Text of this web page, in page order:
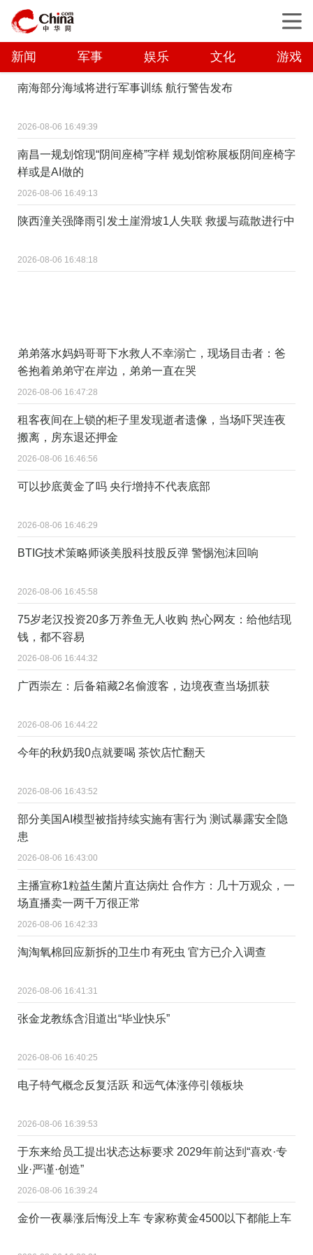
新闻 军事 娱乐 文化 游戏
南海部分海域将进行军事训练 航行警告发布
2026-08-06 16:49:39
南昌一规划馆现“阴间座椅”字样 规划馆称展板阴间座椅字
样或是AI做的
2026-08-06 16:49:13
陕西潼关强降雨引发土崖滑坡1人失联 救援与疏散进行中
2026-08-06 16:48:18
弟弟落水妈妈哥哥下水救人不幸溺亡，现场目击者：爸
爸抱着弟弟守在岸边，弟弟一直在哭
2026-08-06 16:47:28
租客夜间在上锁的柜子里发现逝者遗像，当场吓哭连夜
搬离，房东退还押金
2026-08-06 16:46:56
可以抄底黄金了吗 央行增持不代表底部
2026-08-06 16:46:29
BTIG技术策略师谈美股科技股反弹 警惕泡沫回响
2026-08-06 16:45:58
75岁老汉投资20多万养鱼无人收购 热心网友：给他结现
钱，都不容易
2026-08-06 16:44:32
广西崇左：后备箱藏2名偷渡客，边境夜查当场抓获
2026-08-06 16:44:22
今年的秋奶我0点就要喝 茶饮店忙翻天
2026-08-06 16:43:52
部分美国AI模型被指持续实施有害行为 测试暴露安全隐
患
2026-08-06 16:43:00
主播宣称1粒益生菌片直达病灶 合作方：几十万观众，一
场直播卖一两千万很正常
2026-08-06 16:42:33
淘淘氧棉回应新拆的卫生巾有死虫 官方已介入调查
2026-08-06 16:41:31
张金龙教练含泪道出“毕业快乐”
2026-08-06 16:40:25
电子特气概念反复活跃 和远气体涨停引领板块
2026-08-06 16:39:53
于东来给员工提出状态达标要求 2029年前达到“喜欢·专
业·严谨·创造”
2026-08-06 16:39:24
金价一夜暴涨后悔没上车 专家称黄金4500以下都能上车